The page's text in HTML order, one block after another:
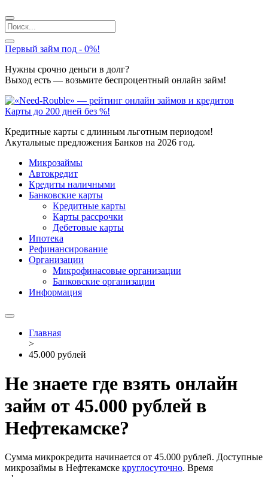
Первый займ под - 0%!
Нужны срочно деньги в долг?
Выход есть — возьмите беспроцентный онлайн займ!
Карты до 200 дней без %!
Кредитные карты с длинным льготным периодом!
Акутальные предложения Банков на 2026 год.
Микрозаймы
Автокредит
Кредиты наличными
Банковские карты
Кредитные карты
Карты рассрочки
Дебетовые карты
Ипотека
Рефинансирование
Организации
Микрофинасовые организации
Банковские организации
Информация
Главная
>
45.000 рублей
Не знаете где взять онлайн
займ от 45.000 рублей в
Нефтекамске?
Сумма микрокредита начинается от 45.000 рублей. Доступные
микрозаймы в Нефтекамске круглосуточно. Время